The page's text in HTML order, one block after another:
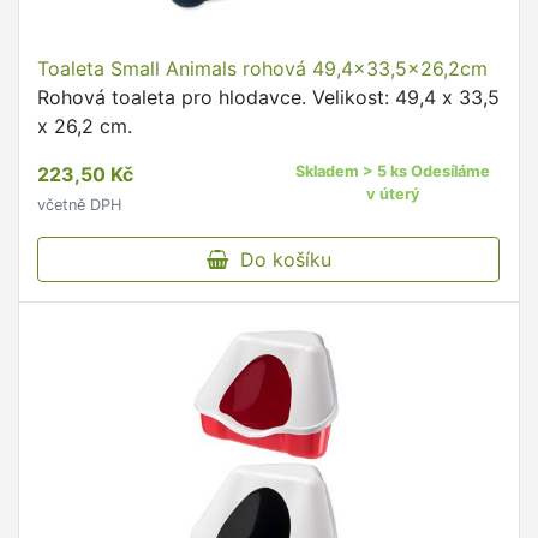
Toaleta Small Animals rohová 49,4x33,5x26,2cm
Rohová toaleta pro hlodavce. Velikost: 49,4 x 33,5
x 26,2 cm.
223,50 Kč
včetně DPH
Skladem > 5 ks Odesíláme
v úterý
Do košíku